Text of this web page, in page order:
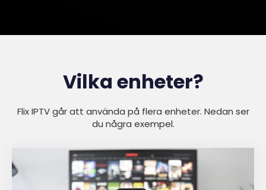
Vilka enheter?
Flix IPTV går att använda på flera enheter. Nedan ser
du några exempel.